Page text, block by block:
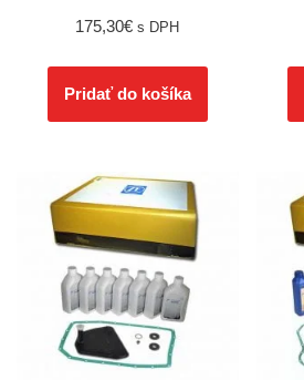
175,30€ s DPH
Pridať do košíka